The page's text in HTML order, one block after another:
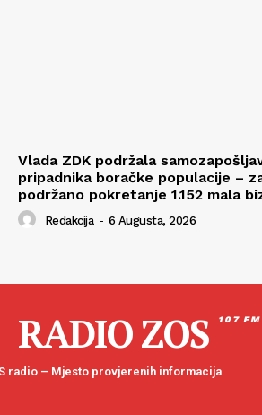
Vlada ZDK podržala
pripadnika boračke populacije –
podržano pokretanje 1.152 mala
Redakcija - 6 Augusta, 2026
RADIO ZOS 107 FM
radio – Mjesto provjerenih informacija